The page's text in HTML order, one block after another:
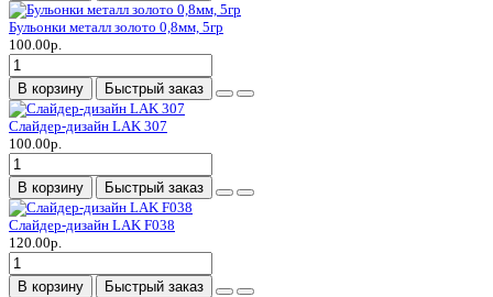
Бульонки металл золото 0,8мм, 5гр
100.00р.
В корзину Быстрый заказ
Слайдер-дизайн LAK 307
100.00р.
В корзину Быстрый заказ
Слайдер-дизайн LAK F038
120.00р.
В корзину Быстрый заказ